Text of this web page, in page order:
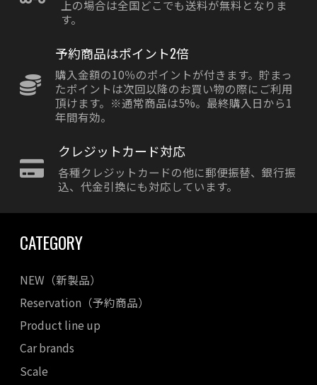
上の場合は全国どこでも送料が無料となりま
す。
予約商品はポイント2倍
購入金額の10％のポイントが付きます。貯まっ
たポイントは次回以降のお買い物の際にご利用
頂けます。※通常商品は5%。最終購入日から1
年間有効。
クレジットカード対応
各種クレジットカードの他に郵便振替、銀行振
込、代金引換にも対応しています。
CATEGORY
NEW（新製品）
Reservation（予約商品）
Product line up
Car brands
Scale